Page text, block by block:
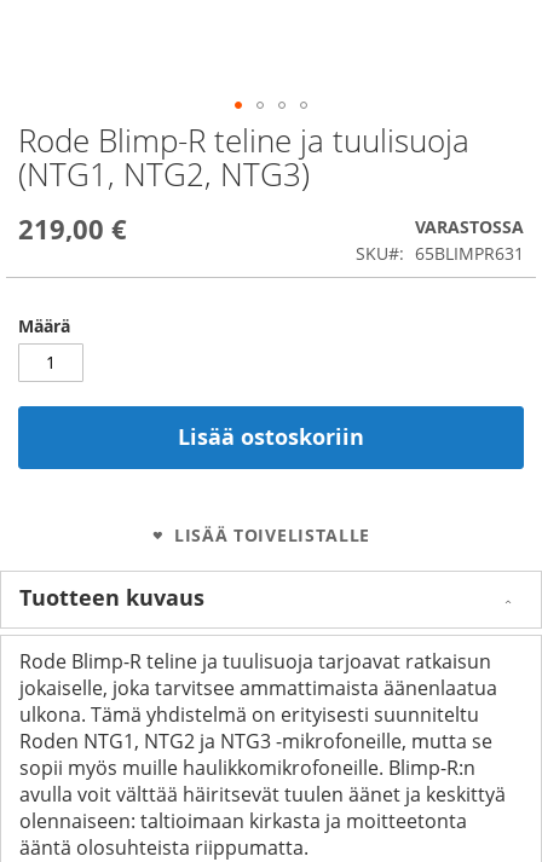
Rode Blimp-R teline ja tuulisuoja
(NTG1, NTG2, NTG3)
219,00 €
VARASTOSSA
SKU
65BLIMPR631
Määrä
Lisää ostoskoriin
LISÄÄ TOIVELISTALLE
Skip
to
the
of
Tuotteen kuvaus
Rode Blimp-R teline ja tuulisuoja tarjoavat ratkaisun
jokaiselle, joka tarvitsee ammattimaista äänenlaatua
ulkona. Tämä yhdistelmä on erityisesti suunniteltu
Roden NTG1, NTG2 ja NTG3 -mikrofoneille, mutta se
sopii myös muille haulikkomikrofoneille. Blimp-R:n
avulla voit välttää häiritsevät tuulen äänet ja keskittyä
olennaiseen: taltioimaan kirkasta ja moitteetonta
ääntä olosuhteista riippumatta.